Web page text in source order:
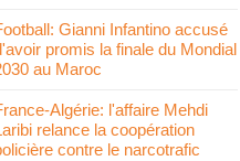
Gianni Infantino accusé
promis la finale du Mondial
au Maroc
Algérie: l'affaire Mehdi
relance la coopération
contre le narcotrafic